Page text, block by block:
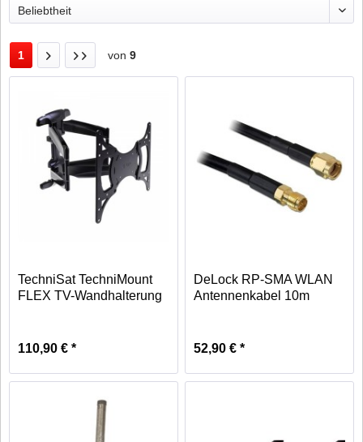
1 von 9
TechniSat TechniMount
FLEX TV-Wandhalterung
110,90 € *
DeLock RP-SMA WLAN
Antennenkabel 10m
52,90 € *